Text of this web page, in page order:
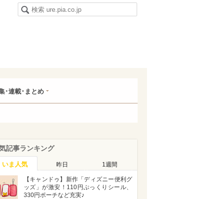
･連載･まとめ
記事ランキング
いま人気 昨日 1週間
【キャンドゥ】新作「ディズニー便利グ
ッズ」が激安！110円ぷっくりシール、
330円ポーチなど充実♪